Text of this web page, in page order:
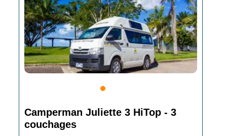
Camperman Juliette 3 HiTop - 3
couchages